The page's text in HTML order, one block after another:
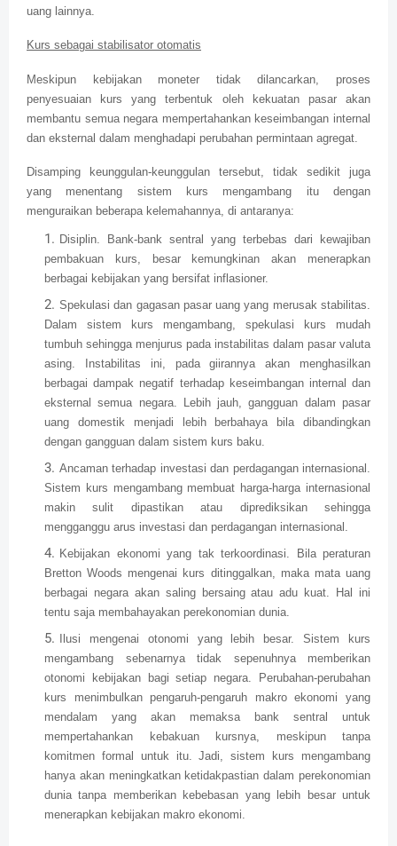
uang lainnya.
Kurs sebagai stabilisator otomatis
Meskipun kebijakan moneter tidak dilancarkan, proses
penyesuaian kurs yang terbentuk oleh kekuatan pasar akan
membantu semua negara mempertahankan keseimbangan internal
dan eksternal dalam menghadapi perubahan permintaan agregat.
Disamping keunggulan-keunggulan tersebut, tidak sedikit juga
yang menentang sistem kurs mengambang itu dengan
menguraikan beberapa kelemahannya, di antaranya:
Disiplin. Bank-bank sentral yang terbebas dari kewajiban
pembakuan kurs, besar kemungkinan akan menerapkan
berbagai kebijakan yang bersifat inflasioner.
Spekulasi dan gagasan pasar uang yang merusak stabilitas.
Dalam sistem kurs mengambang, spekulasi kurs mudah
tumbuh sehingga menjurus pada instabilitas dalam pasar valuta
asing. Instabilitas ini, pada giirannya akan menghasilkan
berbagai dampak negatif terhadap keseimbangan internal dan
eksternal semua negara. Lebih jauh, gangguan dalam pasar
uang domestik menjadi lebih berbahaya bila dibandingkan
dengan gangguan dalam sistem kurs baku.
Ancaman terhadap investasi dan perdagangan internasional.
Sistem kurs mengambang membuat harga-harga internasional
makin sulit dipastikan atau diprediksikan sehingga
mengganggu arus investasi dan perdagangan internasional.
Kebijakan ekonomi yang tak terkoordinasi. Bila peraturan
Bretton Woods mengenai kurs ditinggalkan, maka mata uang
berbagai negara akan saling bersaing atau adu kuat. Hal ini
tentu saja membahayakan perekonomian dunia.
Ilusi mengenai otonomi yang lebih besar. Sistem kurs
mengambang sebenarnya tidak sepenuhnya memberikan
otonomi kebijakan bagi setiap negara. Perubahan-perubahan
kurs menimbulkan pengaruh-pengaruh makro ekonomi yang
mendalam yang akan memaksa bank sentral untuk
mempertahankan kebakuan kursnya, meskipun tanpa
komitmen formal untuk itu. Jadi, sistem kurs mengambang
hanya akan meningkatkan ketidakpastian dalam perekonomian
dunia tanpa memberikan kebebasan yang lebih besar untuk
menerapkan kebijakan makro ekonomi.